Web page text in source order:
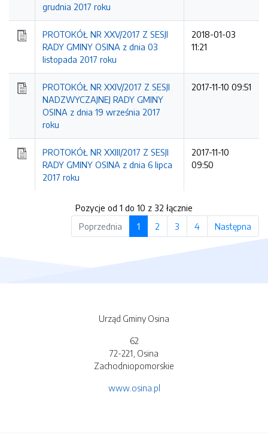
grudnia 2017 roku
PROTOKÓŁ NR XXV/2017 Z SESJI
RADY GMINY OSINA z dnia 03
listopada 2017 roku
2018-01-03
11:21
PROTOKÓŁ NR XXIV/2017 Z SESJI
NADZWYCZAJNEJ RADY GMINY
OSINA z dnia 19 września 2017
roku
2017-11-10 09:51
PROTOKÓŁ NR XXIII/2017 Z SESJI
RADY GMINY OSINA z dnia 6 lipca
2017 roku
2017-11-10
09:50
Pozycje od 1 do 10 z 32 łącznie
Poprzednia
1 2 3 4 Następna
Urząd Gminy Osina
62
72-221, Osina
Zachodniopomorskie
www.osina.pl